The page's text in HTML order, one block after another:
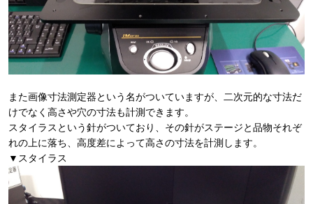
また画像寸法測定器という名がついていますが、二次元的な寸法だ
けでなく高さや穴の寸法も計測できます。
スタイラスという針がついており、その針がステージと品物それぞ
れの上に落ち、高度差によって高さの寸法を計測します。
▼スタイラス